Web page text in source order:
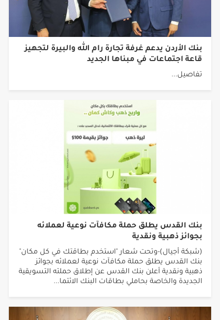
بنك الأردن يدعم غرفة تجارة رام الله والبيرة لتجهيز
قاعة اجتماعات في مبناها الجديد
تفاصيل...
بنك القدس يطلق حملة مكافآت نوعية لعملائه
بجوائز ذهبية ونقدية
(شبكة أجيال)-وتحت شعار "استخدم بطاقتك في كل مكان"
بنك القدس يطلق حملة مكافآت نوعية لعملائه بجوائز
ذهبية ونقدية أعلن بنك القدس عن إطلاق حملته التسويقية
الجديدة والخاصة بحاملي بطاقات البنك الائتما...